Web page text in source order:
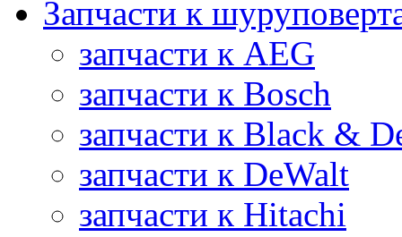
Запчасти к
запчасти к AEG
запчасти к Bosch
запчасти к Black &
запчасти к DeWalt
запчасти к Hitachi